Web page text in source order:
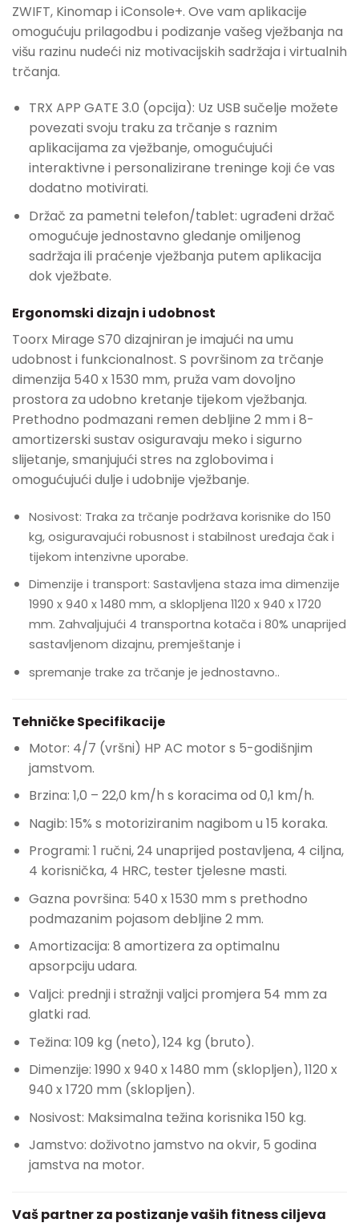
ZWIFT, Kinomap i iConsole+. Ove vam aplikacije
omogućuju prilagodbu i podizanje vašeg vježbanja na
višu razinu nudeći niz motivacijskih sadržaja i virtualnih
trčanja.
TRX APP GATE 3.0 (opcija): Uz USB sučelje možete
povezati svoju traku za trčanje s raznim
aplikacijama za vježbanje, omogućujući
interaktivne i personalizirane treninge koji će vas
dodatno motivirati.
Držač za pametni telefon/tablet: ugrađeni držač
omogućuje jednostavno gledanje omiljenog
sadržaja ili praćenje vježbanja putem aplikacija
dok vježbate.
Ergonomski dizajn i udobnost
Toorx Mirage S70 dizajniran je imajući na umu
udobnost i funkcionalnost. S površinom za trčanje
dimenzija 540 x 1530 mm, pruža vam dovoljno
prostora za udobno kretanje tijekom vježbanja.
Prethodno podmazani remen debljine 2 mm i 8-
amortizerski sustav osiguravaju meko i sigurno
slijetanje, smanjujući stres na zglobovima i
omogućujući dulje i udobnije vježbanje.
Nosivost: Traka za trčanje podržava korisnike do 150
kg, osiguravajući robusnost i stabilnost uređaja čak i
tijekom intenzivne uporabe.
Dimenzije i transport: Sastavljena staza ima dimenzije
1990 x 940 x 1480 mm, a sklopljena 1120 x 940 x 1720
mm. Zahvaljujući 4 transportna kotača i 80% unaprijed
sastavljenom dizajnu, premještanje i
spremanje trake za trčanje je jednostavno..
Tehničke Specifikacije
Motor: 4/7 (vršni) HP AC motor s 5-godišnjim
jamstvom.
Brzina: 1,0 – 22,0 km/h s koracima od 0,1 km/h.
Nagib: 15% s motoriziranim nagibom u 15 koraka.
Programi: 1 ručni, 24 unaprijed postavljena, 4 ciljna,
4 korisnička, 4 HRC, tester tjelesne masti.
Gazna površina: 540 x 1530 mm s prethodno
podmazanim pojasom debljine 2 mm.
Amortizacija: 8 amortizera za optimalnu
apsorpciju udara.
Valjci: prednji i stražnji valjci promjera 54 mm za
glatki rad.
Težina: 109 kg (neto), 124 kg (bruto).
Dimenzije: 1990 x 940 x 1480 mm (sklopljen), 1120 x
940 x 1720 mm (sklopljen).
Nosivost: Maksimalna težina korisnika 150 kg.
Jamstvo: doživotno jamstvo na okvir, 5 godina
jamstva na motor.
Vaš partner za postizanje vaših fitness ciljeva